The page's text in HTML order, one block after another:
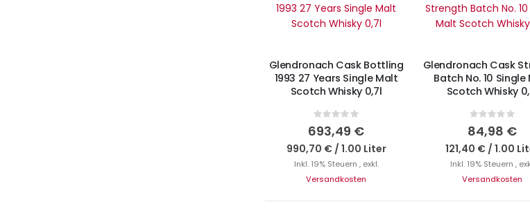
Nicht auf Lager
Glendronach Cask Bottling
1993 27 Years Single Malt
Scotch Whisky 0,7l
Rating:
0%
693,49 €
990,70 €/ 1.00 Liter
Inkl. 19% Steuern , exkl.
Versandkosten
Nicht auf Lager
Glendronach Cask
Batch No. 10 Single
Scotch Whisky
Rating:
0%
84,98 €
121,40 €/ 1.00
Inkl. 19% Steuern ,
Versandkosten